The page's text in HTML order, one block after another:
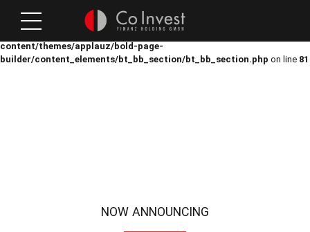
Notice: Trying to access array offset on value of type bool in
/home/www/html-data/mpmarketing/coinvest-holdings/wp-
content/themes/applauz/bold-page-
builder/content_elements/bt_bb_section/bt_bb_section.php on line 81
NOW ANNOUNCING